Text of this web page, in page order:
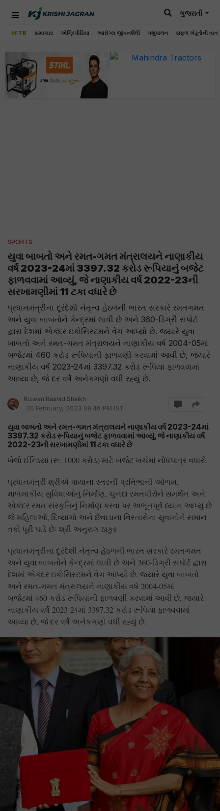
#FTB સમાચાર એગ્રિપીડિયા આરોગ્ય જીવનશૈલી પશુપાલન સફળ ખેડૂતોની વાત
ગુજરાતી
SPORTS
યુવા બાબતો અને રમત-ગમત મંત્રાલયને નાણાકીય
વર્ષ 2023-24માં 3397.32 કરોડ રૂપિયાનું બજેટ
ફાળવવામાં આવ્યું, જે નાણાકીય વર્ષ 2022-23ની
સરખામણીમાં 11 ટકા વધારે છે
પ્રધાનમંત્રીના દૂરંદેશી નેતૃત્વ હેઠળની ભારત સરકારે રમતગમત
અને યુવા બાબતોને કેન્દ્રમાં લાવી છે અને 360-ડિગ્રી સપોર્ટ
દ્વારા દેશમાં એકંદર ઇકોસિસ્ટમને વેગ આપ્યો છે. જ્યારે યુવા
બાબતો અને રમત-ગમત મંત્રાલયને નાણાકીય વર્ષ 2004-05માં
બજેટમાં 460 કરોડ રૂપિયાની ફાળવણી કરવામાં આવી છે, જ્યારે
નાણાકીય વર્ષ 2023-24માં 3397.32 કરોડ રૂપિયા ફાળવવામાં
આવ્યા છે, જે દર વર્ષે અનેકગણો વધી રહ્યું છે.
Rizwan Rashid Shaikh
20 February, 2023 09:46 PM IST
યુવા બાબતો અને રમત-ગમત મંત્રાલયને નાણાકીય વર્ષ 2023-24માં
3397.32 કરોડ રૂપિયાનું બજેટ ફાળવવામાં આવ્યું, જે નાણાકીય વર્ષ
2022-23ની સરખામણીમાં 11 ટકા વધારે છે
ખેલો ઈન્ડિયા (રૂ. 1000 કરોડ) માટે બજેટ ખર્ચમાં નોંધપાત્ર વધારો
પ્રધાનમંત્રી શ્રીએ પાયાના સ્તરની પ્રતિભાની ઓળખ,
માળખાકીય સુવિધાઓનું નિર્માણ, ચુનંદા રમતવીરોને સમર્થન અને
એકંદર રમત સંસ્કૃતિનું નિર્માણ કરવા પર અભૂતપૂર્વ ધ્યાન આપ્યું છે
જે મહિલાઓ, દિવ્યાંગો અને છેવાડાના વિસ્તારોના યુવાનોને સમાન
તકો પૂરી પાડે છેઃ શ્રી અનુરાગ ઠાકુર
પ્રધાનમંત્રીના દૂરંદેશી નેતૃત્વ હેઠળની ભારત સરકારે રમતગમત
અને યુવા બાબતોને કેન્દ્રમાં લાવી છે અને 360-ડિગ્રી સપોર્ટ દ્વારા
દેશમાં એકંદર ઇકોસિસ્ટમને વેગ આપ્યો છે. જ્યારે યુવા બાબતો
અને રમત-ગમત મંત્રાલયને નાણાકીય વર્ષ 2004-05માં
બજેટમાં 460 કરોડ રૂપિયાની ફાળવણી કરવામાં આવી છે, જ્યારે
નાણાકીય વર્ષ 2023-24માં 3397.32 કરોડ રૂપિયા ફાળવવામાં
આવ્યા છે, જે દર વર્ષે અનેકગણો વધી રહ્યું છે.